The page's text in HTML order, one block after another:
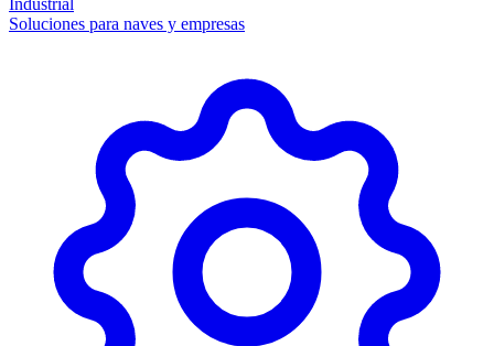
Industrial
Soluciones para naves y empresas